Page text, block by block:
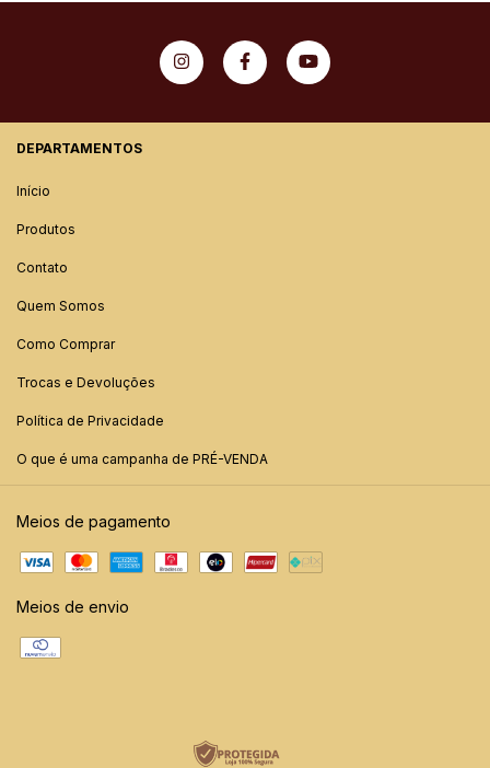
DEPARTAMENTOS
Início
Produtos
Contato
Quem Somos
Como Comprar
Trocas e Devoluções
Política de Privacidade
O que é uma campanha de PRÉ-VENDA
Meios de pagamento
Meios de envio